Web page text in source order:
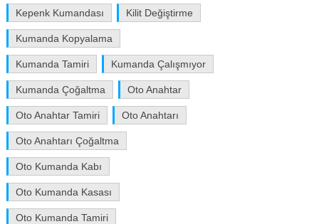
Kepenk Kumandası Kilit Değiştirme
Kumanda Kopyalama
Kumanda Tamiri Kumanda Çalışmıyor
Kumanda Çoğaltma Oto Anahtar
Oto Anahtar Tamiri Oto Anahtarı
Oto Anahtarı Çoğaltma
Oto Kumanda Kabı
Oto Kumanda Kasası
Oto Kumanda Tamiri